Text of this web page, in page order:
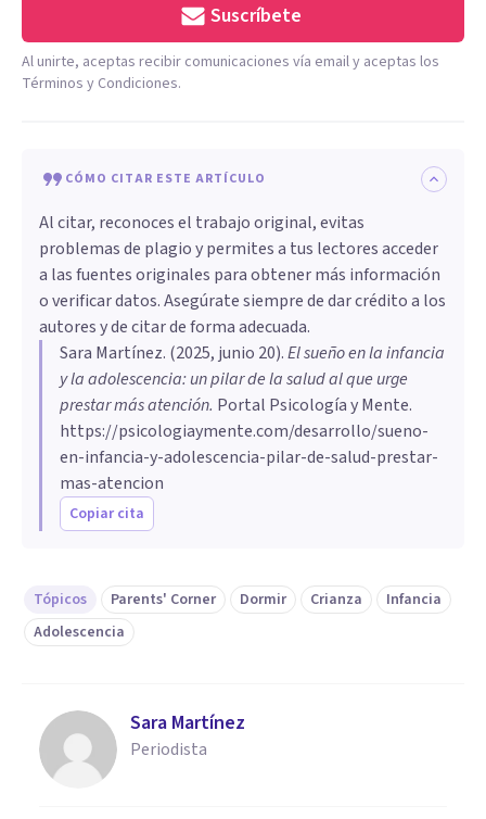
Suscríbete
Al unirte, aceptas recibir comunicaciones vía email y aceptas los
Términos y Condiciones.
CÓMO CITAR ESTE ARTÍCULO
Al citar, reconoces el trabajo original, evitas
problemas de plagio y permites a tus lectores acceder
a las fuentes originales para obtener más información
o verificar datos. Asegúrate siempre de dar crédito a los
autores y de citar de forma adecuada.
Sara Martínez. (2025, junio 20).El sueño en la infancia
y la adolescencia: un pilar de la salud al que urge
prestar más atención. Portal Psicología y Mente.
https://psicologiaymente.com/desarrollo/sueno-
en-infancia-y-adolescencia-pilar-de-salud-prestar-
mas-atencion
Copiar cita
Tópicos Parents' Corner Dormir Crianza
Infancia
Adolescencia
Sara Martínez
Periodista